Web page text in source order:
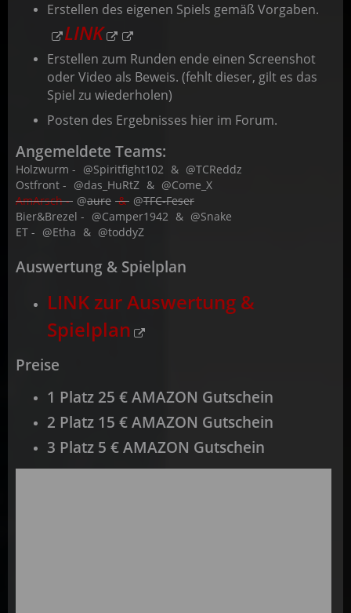
Erstellen des eigenen Spiels gemäß Vorgaben.
LINK
Erstellen zum Runden ende einen Screenshot
oder Video als Beweis. (fehlt dieser, gilt es das
Spiel zu wiederholen)
Posten des Ergebnisses hier im Forum.
Angemeldete Teams:
Holzwurm - Spiritfight102 &
TCReddz
Ostfront -
das_HuRtZ &
Come_X
AmArsch -
aure &
TFC-Feser
Bier&Brezel -
Camper1942 &
Snake
ET -
Etha & toddyZ
Auswertung & Spielplan
LINK zur Auswertung &
Spielplan
Preise
1 Platz 25 € AMAZON Gutschein
2 Platz 15 € AMAZON Gutschein
3 Platz 5 € AMAZON Gutschein